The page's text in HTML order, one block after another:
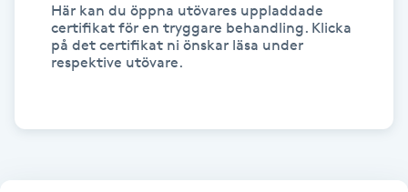
IPL hårborttagning
J
Här kan du öppna utövares uppladdade
certifikat för en tryggare behandling. Klicka
på det certifikat ni önskar läsa under
respektive utövare.